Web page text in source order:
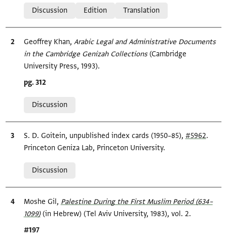
Discussion
Edition Translation
Bibliographic citation
Geoffrey Khan, Arabic Legal and Administrative Documents
in the Cambridge Genizah Collections(Cambridge
University Press, 1993).
Location in source
pg. 312
Discussion
Bibliographic citation
S. D. Goitein, unpublished index cards (1950–85), #5962.
Princeton Geniza Lab, Princeton University.
Discussion
Bibliographic citation
Moshe Gil, Palestine During the First Muslim Period (634–
1099)‎(in Hebrew) (Tel Aviv University, 1983), vol. 2.
Location in source
#197